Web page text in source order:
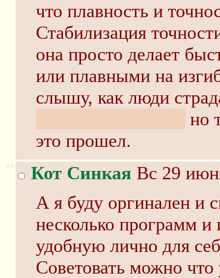
что плавность и
Стабилизация
она просто делает
или плавными на
слышу, как люди
но
это прошел.
>> Кот Синкая Вс 29
А я буду оргинален и
несколько программ
удобную лично для
Советовать можно что